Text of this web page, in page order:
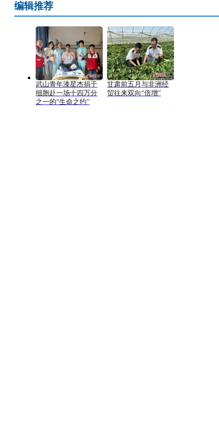
编辑推荐
武山青年漆星杰捐干
细胞赴一场十四万分
之一的“生命之约”
甘肃前五月与非洲经
贸往来双向“倍增”